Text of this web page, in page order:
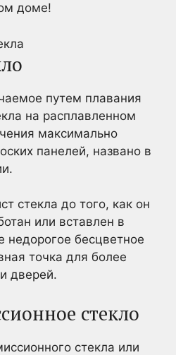
доме!
путем плавания
на расплавленном
максимально
панелей, названо в
стекла до того, как он
или вставлен в
бесцветное
точка для более
дверей.
стекло
стекла или